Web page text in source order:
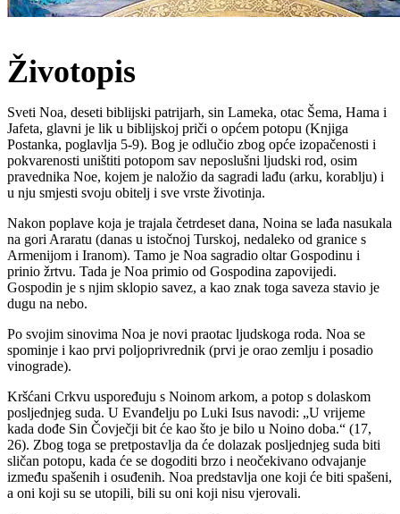
Životopis
Sveti Noa, deseti biblijski patrijarh, sin Lameka, otac Šema, Hama i
Jafeta, glavni je lik u biblijskoj priči o općem potopu (Knjiga
Postanka, poglavlja 5-9). Bog je odlučio zbog opće izopačenosti i
pokvarenosti uništiti potopom sav neposlušni ljudski rod, osim
pravednika Noe, kojem je naložio da sagradi lađu (arku, korablju) i
u nju smjesti svoju obitelj i sve vrste životinja.
Nakon poplave koja je trajala četrdeset dana, Noina se lađa nasukala
na gori Araratu (danas u istočnoj Turskoj, nedaleko od granice s
Armenijom i Iranom). Tamo je Noa sagradio oltar Gospodinu i
prinio žrtvu. Tada je Noa primio od Gospodina zapovijedi.
Gospodin je s njim sklopio savez, a kao znak toga saveza stavio je
dugu na nebo.
Po svojim sinovima Noa je novi praotac ljudskoga roda. Noa se
spominje i kao prvi poljoprivrednik (prvi je orao zemlju i posadio
vinograde).
Kršćani Crkvu uspoređuju s Noinom arkom, a potop s dolaskom
posljednjeg suda. U Evanđelju po Luki Isus navodi: „U vrijeme
kada dođe Sin Čovječji bit će kao što je bilo u Noino doba.“ (17,
26). Zbog toga se pretpostavlja da će dolazak posljednjeg suda biti
sličan potopu, kada će se dogoditi brzo i neočekivano odvajanje
između spašenih i osuđenih. Noa predstavlja one koji će biti spašeni,
a oni koji su se utopili, bili su oni koji nisu vjerovali.